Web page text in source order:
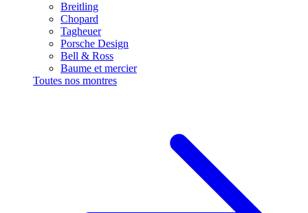
Breitling
Chopard
Tagheuer
Porsche Design
Bell & Ross
Baume et mercier
Toutes nos montres